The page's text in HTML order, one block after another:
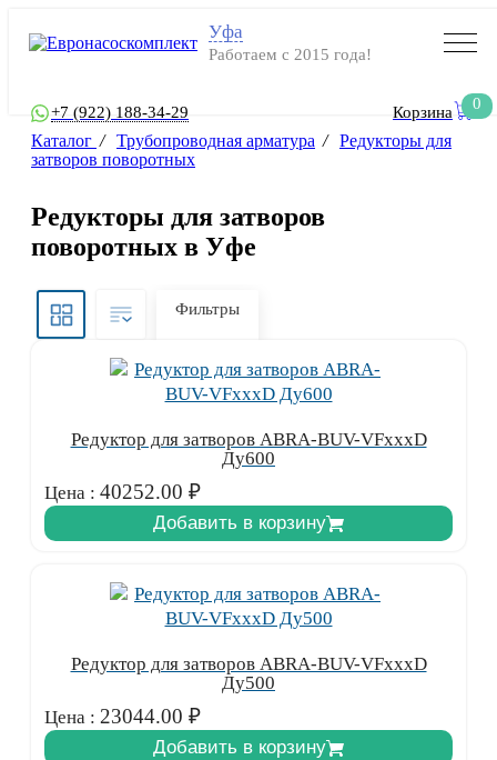
Уфа
Работаем с 2015 года!
+7 (922) 188-34-29 Корзина
0
Каталог / Трубопроводная арматура / Редукторы для
затворов поворотных
Редукторы для затворов
поворотных в Уфе
Фильтры
Редуктор для затворов ABRA-BUV-VFxxxD
Ду600
Цена : 40252.00 ₽
Добавить в корзину
Редуктор для затворов ABRA-BUV-VFxxxD
Ду500
Цена : 23044.00 ₽
Добавить в корзину